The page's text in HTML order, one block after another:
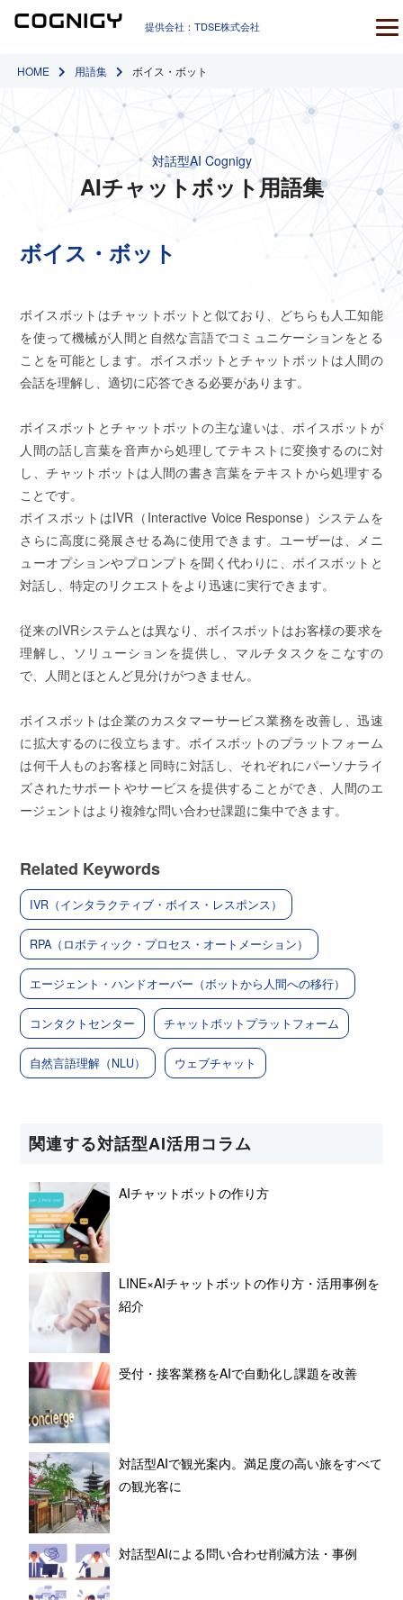
提供会社：TDSE株式会社
HOME 用語集 ボイス・ボット
対話型AI Cognigy
AIチャットボット用語集
ボイス・ボット
ボイスボットはチャットボットと似ており、どちらも人工知能
を使って機械が人間と自然な言語でコミュニケーションをとる
ことを可能とします。ボイスボットとチャットボットは人間の
会話を理解し、適切に応答できる必要があります。
ボイスボットとチャットボットの主な違いは、ボイスボットが
人間の話し言葉を音声から処理してテキストに変換するのに対
し、チャットボットは人間の書き言葉をテキストから処理する
ことです。
ボイスボットはIVR（Interactive Voice Response）システムを
さらに高度に発展させる為に使用できます。ユーザーは、メニ
ューオプションやプロンプトを聞く代わりに、ボイスボットと
対話し、特定のリクエストをより迅速に実行できます。
従来のIVRシステムとは異なり、ボイスボットはお客様の要求を
理解し、ソリューションを提供し、マルチタスクをこなすの
で、人間とほとんど見分けがつきません。
ボイスボットは企業のカスタマーサービス業務を改善し、迅速
に拡大するのに役立ちます。ボイスボットのプラットフォーム
は何千人ものお客様と同時に対話し、それぞれにパーソナライ
ズされたサポートやサービスを提供することができ、人間のエ
ージェントはより複雑な問い合わせ課題に集中できます。
Related Keywords
IVR（インタラクティブ・ボイス・レスポンス）
RPA（ロボティック・プロセス・オートメーション）
エージェント・ハンドオーバー（ボットから人間への移行）
コンタクトセンター チャットボットプラットフォーム
自然言語理解（NLU） ウェブチャット
関連する対話型AI活用コラム
AIチャットボットの作り方
LINE×AIチャットボットの作り方・活用事例を
紹介
受付・接客業務をAIで自動化し課題を改善
対話型AIで観光案内。満足度の高い旅をすべて
の観光客に
対話型AIによる問い合わせ削減方法・事例